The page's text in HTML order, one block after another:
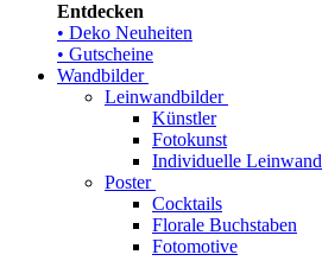
Entdecken
• Deko Neuheiten
• Gutscheine
Wandbilder
Leinwandbilder
Künstler
Fotokunst
Individuelle Leinwand
Poster
Cocktails
Florale Buchstaben
Fotomotive